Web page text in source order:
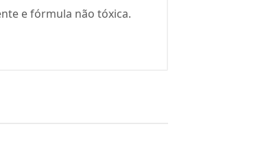
e fórmula não tóxica.